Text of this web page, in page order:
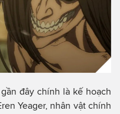
đây chính là kế hoạch
Yeager, nhân vật chính